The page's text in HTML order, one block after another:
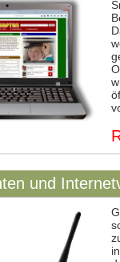
und